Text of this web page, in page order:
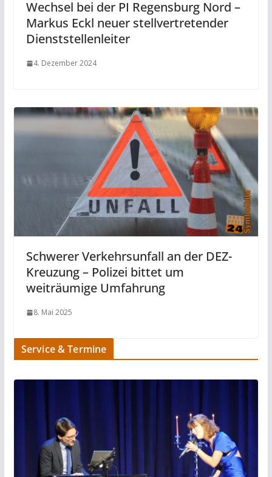
Wechsel bei der PI Regensburg Nord –
Markus Eckl neuer stellvertretender
Dienststellenleiter
4. Dezember 2024
Schwerer Verkehrsunfall an der DEZ-
Kreuzung – Polizei bittet um
weiträumige Umfahrung
8. Mai 2025
Service & Termine